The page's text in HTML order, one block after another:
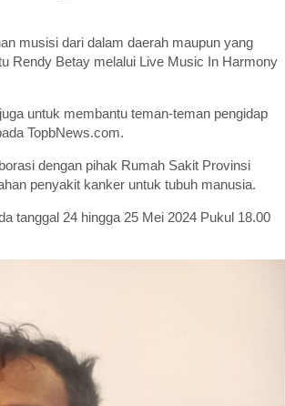
musisi dari dalam daerah maupun yang
Rendy Betay melalui Live Music In Harmony
untuk membantu teman-teman pengidap
TopbNews.com.
dengan pihak Rumah Sakit Provinsi
penyakit kanker untuk tubuh manusia.
tanggal 24 hingga 25 Mei 2024 Pukul 18.00